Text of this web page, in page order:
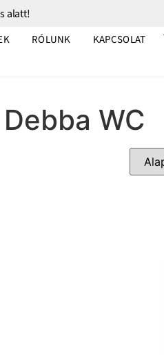
alatt!
RÓLUNK KAPCSOLAT
WC